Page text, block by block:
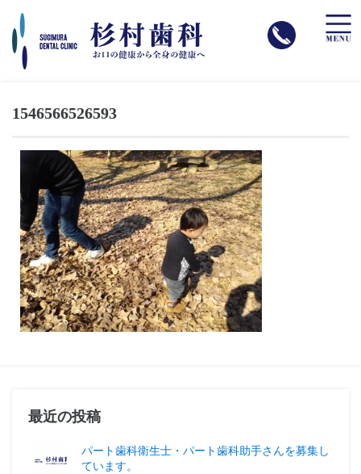
toggle
1546566526593
最近の投稿
パート歯科衛生士・パート歯科助手さんを募集し
ています。